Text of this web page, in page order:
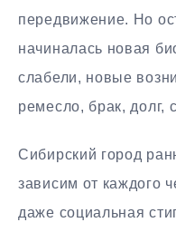
передвижение. Но
начиналась новая
слабели, новые
ремесло, брак, долг,
Сибирский город
зависим от каждого
даже социальная